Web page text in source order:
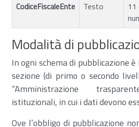
CodiceFiscaleEnte
Testo
11
Modalità di
In ogni schema di pubblicazione
sezione (di primo o secondo
“Amministrazione
istituzionali, in cui i dati devono
Ove l’obbligo di pubblicazione